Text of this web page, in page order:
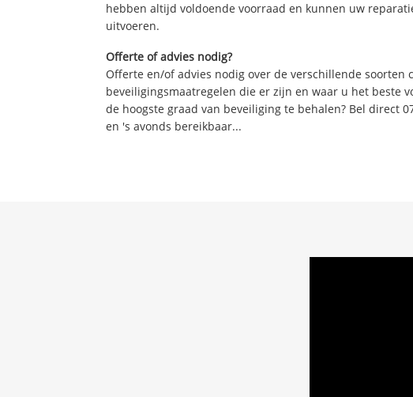
hebben altijd voldoende voorraad en kunnen uw
uitvoeren.
Offerte of advies nodig?
Offerte en/of advies nodig over de verschillende soorten
beveiligingsmaatregelen die er zijn en waar u het beste
de hoogste graad van beveiliging te behalen? Bel direct
en 's avonds bereikbaar...